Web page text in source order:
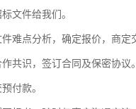
文件给我们。
难点分析，确定报价，商定
共识，签订合同及保密协议。
付款。